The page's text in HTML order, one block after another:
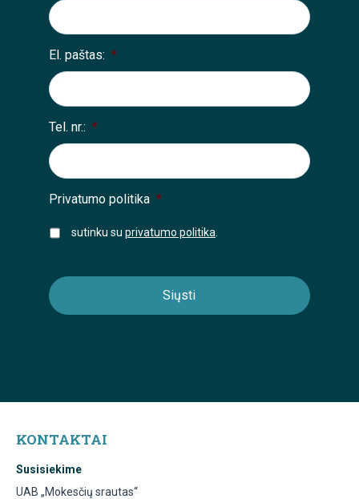
El. paštas: *
Tel. nr.: *
Privatumo politika *
sutinku su privatumo politika
KONTAKTAI
Susisiekime
UAB „Mokesčių srautas“